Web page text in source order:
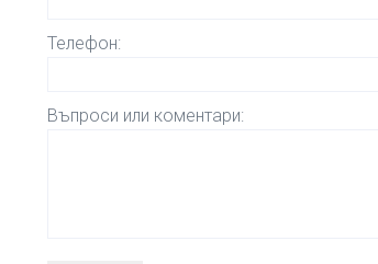
Телефон:
Въпроси или коментари: